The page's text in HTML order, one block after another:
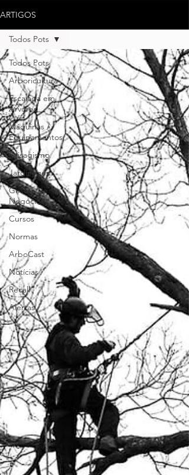
ARTIGOS
Todos Pots
Arboricultura
Escalada em
Árvores
Máquinas /
Equipamentos
Paisagismo
Jardinagem
Gestão de
Negócios
Cursos
Normas
ArboCast
Notícias
Recall
Alertas
Todos Pots